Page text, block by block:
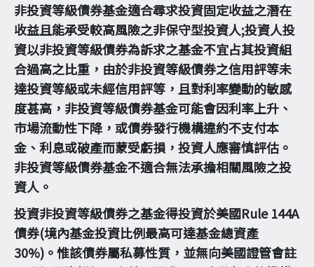
非投資等級債券基金適合尋求投資固定收益之潛在
收益且能承受較高風險之非保守型投資人;投資人投
資以非投資等級債券為訴求之基金不宜占其投資組
合過高之比重，由於非投資等級債券之信用評等未
達投資等級或未經信用評等，且對利率變動的敏感
度甚高，非投資等級債券基金可能會因利率上升、
市場流動性下降，或債券發行機構違約不支付本
金、利息或破產而蒙受虧損，投資人應審慎評估。
非投資等級債券基金不適合無法承擔相關風險之投
資人。
投資非投資等級債券之基金得投資於美國Rule 144A
債券(境內基金投資比例最高可達基金總資產
30%)。惟該債券屬私募性質，並無向美國證管會註